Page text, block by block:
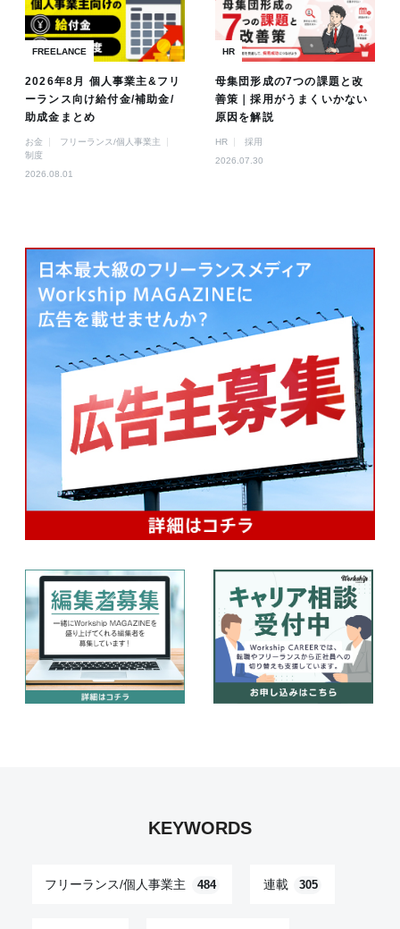
FREELANCE
2026年8月 個人事業主&フリ
ーランス向け給付金/補助金/
助成金まとめ
お金
フリーランス/個人事業主
制度
2026.08.01
HR
母集団形成の7つの課題と改
善策｜採用がうまくいかない
原因を解説
HR
採用
2026.07.30
KEYWORDS
フリーランス/個人事業主 484 連載 305